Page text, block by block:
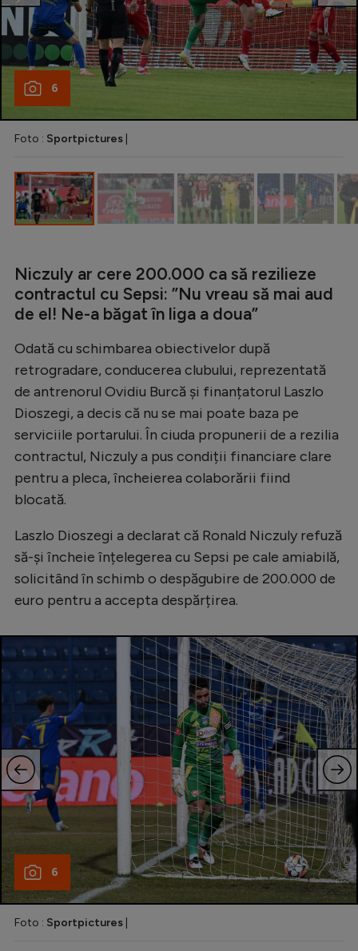
Rugby
Ciclism
Alte sporturi
Creează cont
6
Foto : Sportpictures
Niczuly ar cere 200.000 ca să rezilieze
contractul cu Sepsi: ”Nu vreau să mai aud
de el! Ne-a băgat în liga a doua”
Odată cu schimbarea obiectivelor după
retrogradare, conducerea clubului, reprezentată
de antrenorul Ovidiu Burcă și finanțatorul Laszlo
Dioszegi, a decis că nu se mai poate baza pe
serviciile portarului. În ciuda propunerii de a rezilia
contractul, Niczuly a pus condiții financiare clare
pentru a pleca, încheierea colaborării fiind
blocată.
Laszlo Dioszegi a declarat că Ronald Niczuly refuză
să-și încheie înțelegerea cu Sepsi pe cale amiabilă,
solicitând în schimb o despăgubire de 200.000 de
euro pentru a accepta despărțirea.
6
Foto : Sportpictures